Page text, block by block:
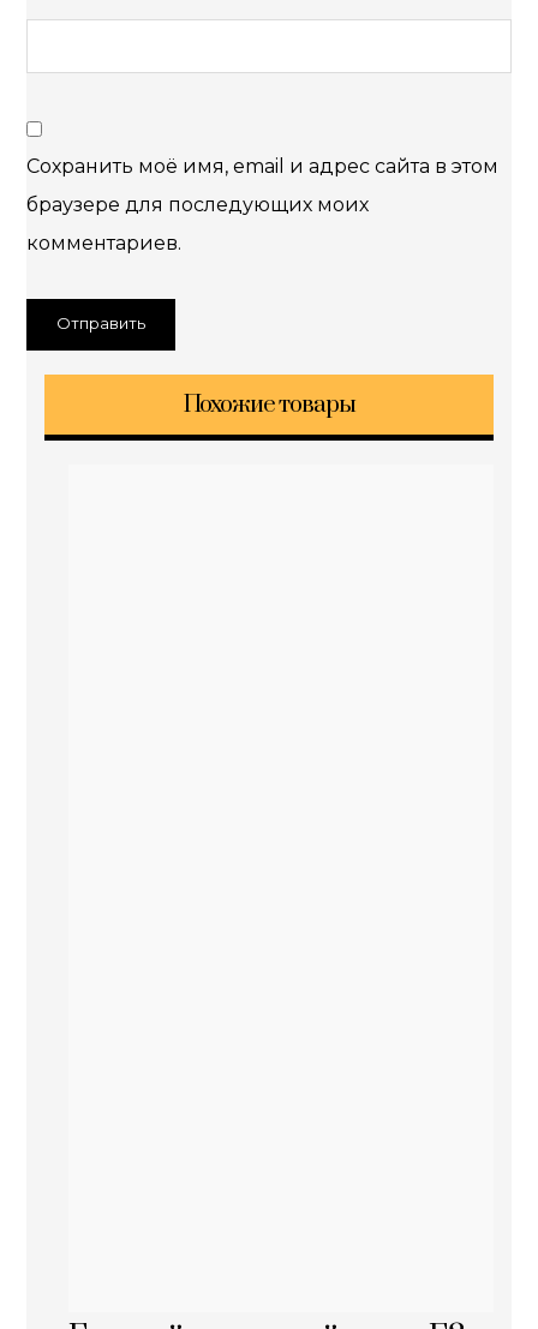
Сохранить моё имя, email и адрес сайта в этом
браузере для последующих моих
комментариев.
Похожие товары